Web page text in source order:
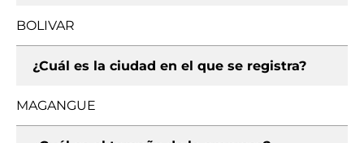
BOLIVAR
¿Cuál es la ciudad en el que se registra?
MAGANGUE